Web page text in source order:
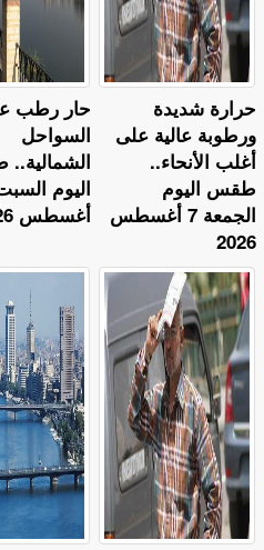
حار رطب
السواحل
أغسطس 2026
حرارة شديدة
ورطوبة عالية على
أغلب الأنحاء..
طقس اليوم
الجمعة 7 أغسطس
2026